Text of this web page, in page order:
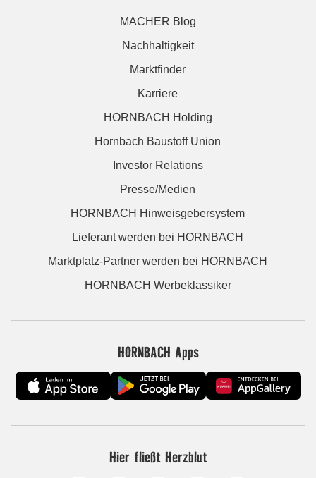
MACHER Blog
Nachhaltigkeit
Marktfinder
Karriere
HORNBACH Holding
Hornbach Baustoff Union
Investor Relations
Presse/Medien
HORNBACH Hinweisgebersystem
Lieferant werden bei HORNBACH
Marktplatz-Partner werden bei HORNBACH
HORNBACH Werbeklassiker
HORNBACH Apps
Hier fließt Herzblut